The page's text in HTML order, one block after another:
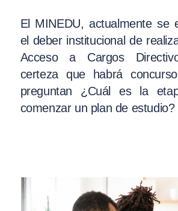
El MINEDU, actualmente se
el deber institucional de
Acceso a Cargos
certeza que habrá
preguntan ¿Cuál es la
comenzar un plan de estudio?